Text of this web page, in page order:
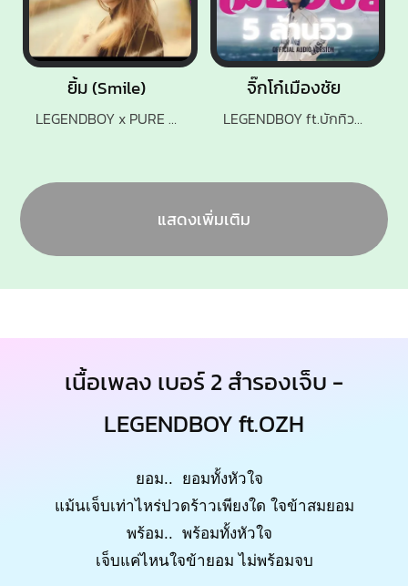
จิ๊กโก๋เมืองชัย
LEGENDBOY ft.บักทิว สำรวยเสียงแคน
ยิ้ม (Smile)
LEGENDBOY x PURE x SK MTXF
แสดงเพิ่มเติม
เนื้อเพลง เบอร์ 2 สำรองเจ็บ -
LEGENDBOY ft.OZH
ยอม.. ยอมทั้งหัวใจ
แม้นเจ็บเท่าไหร่ปวดร้าวเพียงใด ใจข้าสมยอม
พร้อม.. พร้อมทั้งหัวใจ
เจ็บแค่ไหนใจข้ายอม ไม่พร้อมจบ